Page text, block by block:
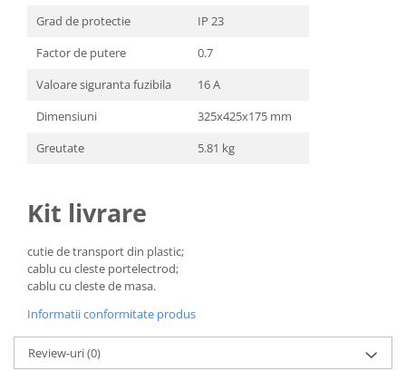
Grad de protectie
IP 23
Factor de putere
0.7
Valoare siguranta fuzibila
16 A
Dimensiuni
325x425x175 mm
Greutate
5.81 kg
Kit livrare
cutie de transport din plastic;
cablu cu cleste portelectrod;
cablu cu cleste de masa.
Informatii conformitate produs
Review-uri(0)